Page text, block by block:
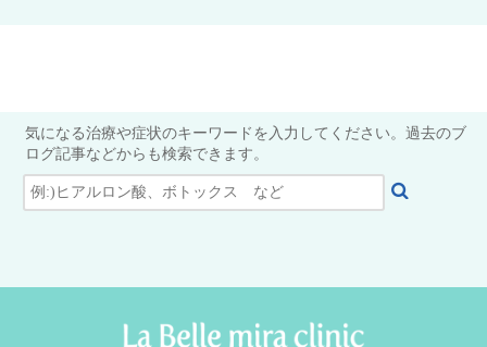
気になる治療や症状のキーワードを入力してください。過去のブ
ログ記事などからも検索できます。